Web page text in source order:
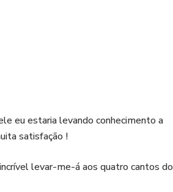
eu estaria levando conhecimento a
satisfação !
levar-me-á aos quatro cantos do